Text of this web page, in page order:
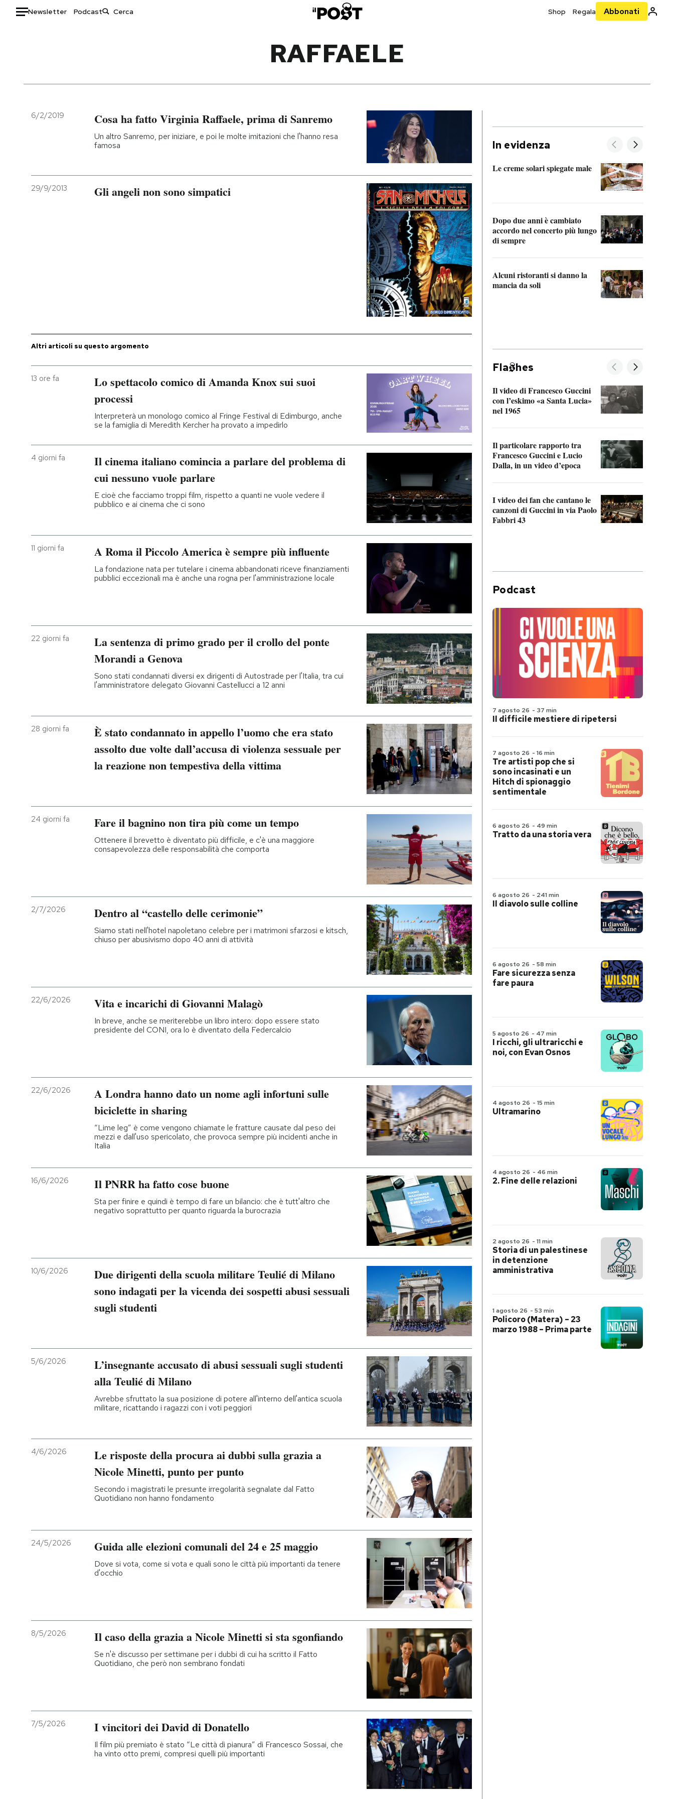
Newsletter Podcast Shop Regala Abbonati
Italia
Politica
Economia
Moda
Ok Boomer!
Mondiali calcio 2026
SHOP
CALENDARIO
RAFFAELE
6/2/2019 Cosa ha fatto Virginia Raffaele, prima di Sanremo
Un altro Sanremo, per iniziare, e poi le molte imitazioni che l'hanno resa
famosa
29/9/2013 Gli angeli non sono simpatici
Altri articoli su questo argomento
13 ore fa
Lo spettacolo comico di Amanda Knox sui suoi
processi
Interpreterà un monologo comico al Fringe Festival di Edimburgo, anche
se la famiglia di Meredith Kercher ha provato a impedirlo
4 giorni fa
Il cinema italiano comincia a parlare del problema di
cui nessuno vuole parlare
E cioè che facciamo troppi film, rispetto a quanti ne vuole vedere il
pubblico e ai cinema che ci sono
11 giorni fa A Roma il Piccolo America è sempre più influente
La fondazione nata per tutelare i cinema abbandonati riceve finanziamenti
pubblici eccezionali ma è anche una rogna per l'amministrazione locale
22 giorni fa
La sentenza di primo grado per il crollo del ponte
Morandi a Genova
Sono stati condannati diversi ex dirigenti di Autostrade per l'Italia, tra cui
l'amministratore delegato Giovanni Castellucci a 12 anni
28 giorni fa
È stato condannato in appello l’uomo che era stato
assolto due volte dall’accusa di violenza sessuale per
la reazione non tempestiva della vittima
24 giorni fa Fare il bagnino non tira più come un tempo
Ottenere il brevetto è diventato più difficile, e c'è una maggiore
consapevolezza delle responsabilità che comporta
2/7/2026 Dentro al “castello delle cerimonie”
Siamo stati nell'hotel napoletano celebre per i matrimoni sfarzosi e kitsch,
chiuso per abusivismo dopo 40 anni di attività
22/6/2026 Vita e incarichi di Giovanni Malagò
In breve, anche se meriterebbe un libro intero: dopo essere stato
presidente del CONI, ora lo è diventato della Federcalcio
22/6/2026
A Londra hanno dato un nome agli infortuni sulle
biciclette in sharing
“Lime leg” è come vengono chiamate le fratture causate dal peso dei
mezzi e dall'uso spericolato, che provoca sempre più incidenti anche in
Italia
16/6/2026 Il PNRR ha fatto cose buone
Sta per finire e quindi è tempo di fare un bilancio: che è tutt'altro che
negativo soprattutto per quanto riguarda la burocrazia
10/6/2026
Due dirigenti della scuola militare Teulié di Milano
sono indagati per la vicenda dei sospetti abusi sessuali
sugli studenti
5/6/2026
L’insegnante accusato di abusi sessuali sugli studenti
alla Teulié di Milano
Avrebbe sfruttato la sua posizione di potere all'interno dell'antica scuola
militare, ricattando i ragazzi con i voti peggiori
4/6/2026
Le risposte della procura ai dubbi sulla grazia a
Nicole Minetti, punto per punto
Secondo i magistrati le presunte irregolarità segnalate dal Fatto
Quotidiano non hanno fondamento
24/5/2026 Guida alle elezioni comunali del 24 e 25 maggio
Dove si vota, come si vota e quali sono le città più importanti da tenere
d'occhio
8/5/2026 Il caso della grazia a Nicole Minetti si sta sgonfiando
Se n'è discusso per settimane per i dubbi di cui ha scritto il Fatto
Quotidiano, che però non sembrano fondati
7/5/2026 I vincitori dei David di Donatello
Il film più premiato è stato “Le città di pianura” di Francesco Sossai, che
ha vinto otto premi, compresi quelli più importanti
In evidenza
Le creme solari spiegate male
Dopo due anni è cambiato
accordo nel concerto più lungo
di sempre
Alcuni ristoranti si danno la
mancia da soli
Fla hes
Il video di Francesco Guccini
con l’eskimo «a Santa Lucia»
nel 1965
Il particolare rapporto tra
Francesco Guccini e Lucio
Dalla, in un video d’epoca
I video dei fan che cantano le
canzoni di Guccini in via Paolo
Fabbri 43
Podcast
7 agosto 26 - 37 min
Il difficile mestiere di ripetersi
7 agosto 26 - 16 min
Tre artisti pop che si
sono incasinati e un
Hitch di spionaggio
sentimentale
6 agosto 26 - 49 min
Tratto da una storia vera
6 agosto 26 - 241 min
Il diavolo sulle colline
6 agosto 26 - 58 min
Fare sicurezza senza
fare paura
5 agosto 26 - 47 min
I ricchi, gli ultraricchi e
noi, con Evan Osnos
4 agosto 26 - 15 min
Ultramarino
4 agosto 26 - 46 min
2. Fine delle relazioni
2 agosto 26 - 11 min
Storia di un palestinese
in detenzione
amministrativa
1 agosto 26 - 53 min
Policoro (Matera) – 23
marzo 1988 – Prima parte